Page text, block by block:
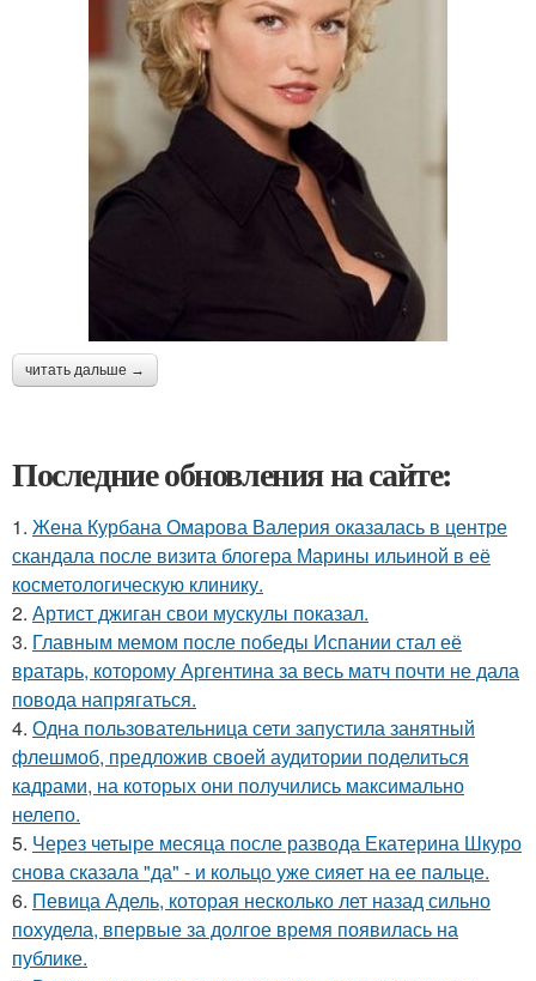
читать дальше →
Последние обновления на сайте:
1. Жена Курбана Омарова Валерия оказалась в центре
скандала после визита блогера Марины ильиной в её
косметологическую клинику.
2. Артист джиган свои мускулы показал.
3. Главным мемом после победы Испании стал её
вратарь, которому Аргентина за весь матч почти не дала
повода напрягаться.
4. Одна пользовательница сети запустила занятный
флешмоб, предложив своей аудитории поделиться
кадрами, на которых они получились максимально
нелепо.
5. Через четыре месяца после развода Екатерина Шкуро
снова сказала "да" - и кольцо уже сияет на ее пальце.
6. Певица Адель, которая несколько лет назад сильно
похудела, впервые за долгое время появилась на
публике.